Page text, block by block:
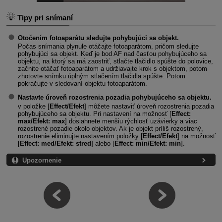
Tipy pri snímaní
Otočením fotoaparátu sledujte pohybujúci sa objekt.
Počas snímania plynule otáčajte fotoaparátom, pričom sledujte
pohybujúci sa objekt. Keď je bod AF nad časťou pohybujúceho sa
objektu, na ktorý sa má zaostriť, stlačte tlačidlo spúšte do polovice,
začnite otáčať fotoaparátom a udržiavajte krok s objektom, potom
zhotovte snímku úplným stlačením tlačidla spúšte. Potom
pokračujte v sledovaní objektu fotoaparátom.
Nastavte úroveň rozostrenia pozadia pohybujúceho sa objektu.
v položke [Effect/Efekt] môžete nastaviť úroveň rozostrenia pozadia
pohybujúceho sa objektu. Pri nastavení na možnosť [Effect:
max/Efekt: max] dosiahnete menšiu rýchlosť uzávierky a viac
rozostrené pozadie okolo objektov. Ak je objekt príliš rozostrený,
rozostrenie eliminujte nastavením položky [Effect/Efekt] na možnosť
[Effect: med/Efekt: stred] alebo [Effect: min/Efekt: min].
Upozornenie